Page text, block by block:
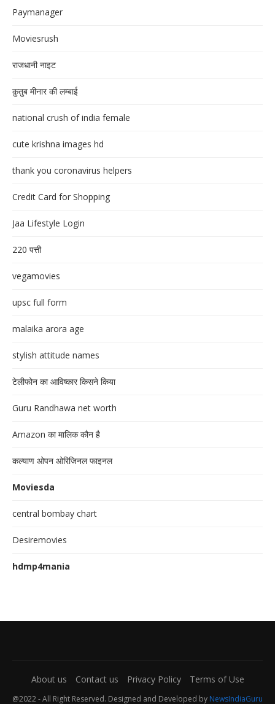
Paymanager
Moviesrush
राजधानी नाइट
क़ुतुब मीनार की लम्बाई
national crush of india female
cute krishna images hd
thank you coronavirus helpers
Credit Card for Shopping
Jaa Lifestyle Login
220 पत्ती
vegamovies
upsc full form
malaika arora age
stylish attitude names
टेलीफोन का आविष्कार किसने किया
Guru Randhawa net worth
Amazon का मालिक कौन है
कल्याण ओपन ओरिजिनल फाइनल
Moviesda
central bombay chart
Desiremovies
hdmp4mania
About us Contact us Privacy Policy Terms of Use
@2022 - All Right Reserved. Designed and Developed by NewsIndiaGuru